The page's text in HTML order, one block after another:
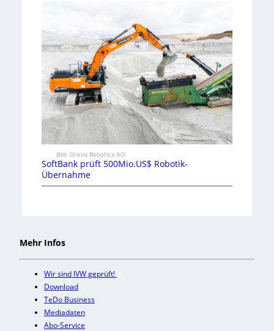
Bild: Gravis Robotics AG
SoftBank prüft 500Mio.US$ Robotik-
Übernahme
Mehr Infos
Wir sind IVW geprüft!
Download
TeDo Business
Mediadaten
Abo-Service